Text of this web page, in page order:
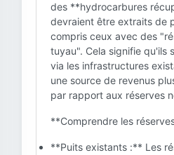
des **hydrocarbures
devraient être extraits de
compris ceux avec des
tuyau". Cela signifie qu'ils
via les infrastructures
une source de revenus
par rapport aux réserves
**Comprendre les
**Puits existants :** Les